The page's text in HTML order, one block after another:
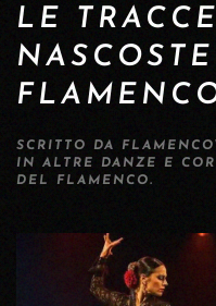
LE
SCRITTO DA
IN ALTRE DANZE E
DEL FLAMENCO.